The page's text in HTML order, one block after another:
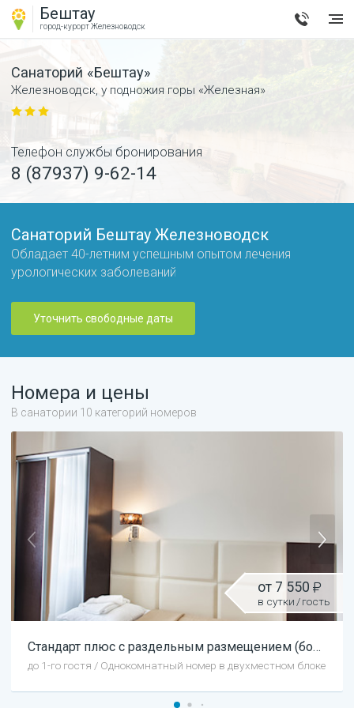
Бештау
город-курортЖелезноводск
Санаторий «Бештау»
Железноводск, у подножия горы «Железная»
Телефон службы бронирования
8 (87937) 9-62-14
Санаторий Бештау Железноводск
Обладает 40-летним успешным опытом лечения
урологических заболеваний
Уточнить свободные даты
Номера и цены
В санатории 10 категорий номеров
от 7 550
в сутки/гость
Стандарт плюс с раздельным размещением (большая комната)
до 1-го гостя / Однокомнатный номер в двухместном блоке